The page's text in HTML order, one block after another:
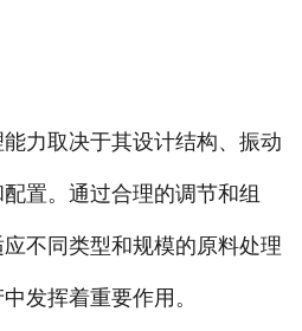
取决于其设计结构、振动
置。通过合理的调节和组
不同类型和规模的原料处理
发挥着重要作用。